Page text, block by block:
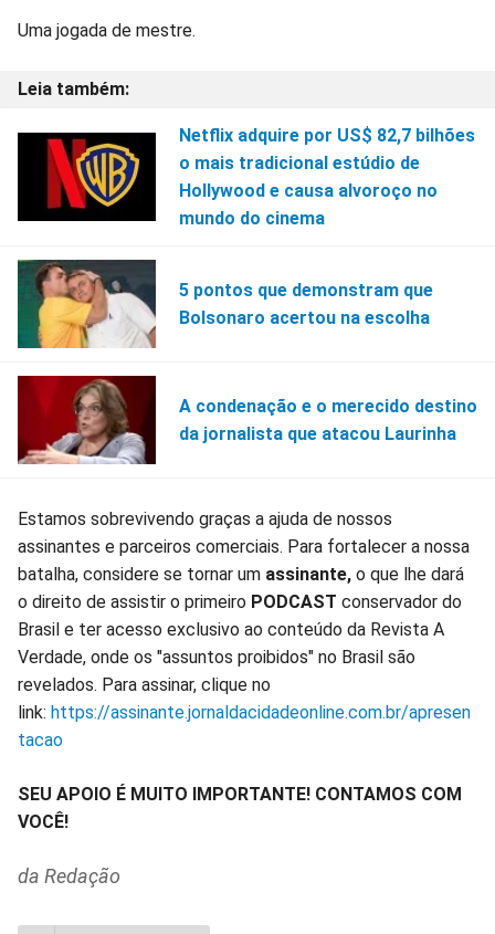
Uma jogada de mestre.
Netflix adquire por US$ 82,7 bilhões
o mais tradicional estúdio de
Hollywood e causa alvoroço no
mundo do cinema
5 pontos que demonstram que
Bolsonaro acertou na escolha
A condenação e o merecido destino
da jornalista que atacou Laurinha
Estamos sobrevivendo graças a ajuda de nossos
assinantes e parceiros comerciais. Para fortalecer a nossa
batalha, considere se tornar um assinante, o que lhe dará
o direito de assistir o primeiro PODCAST conservador do
Brasil e ter acesso exclusivo ao conteúdo da Revista A
Verdade, onde os "assuntos proibidos" no Brasil são
revelados. Para assinar, clique no
link: https://assinante.jornaldacidadeonline.com.br/apresen
tacao
SEU APOIO É MUITO IMPORTANTE! CONTAMOS COM
VOCÊ!
da Redação